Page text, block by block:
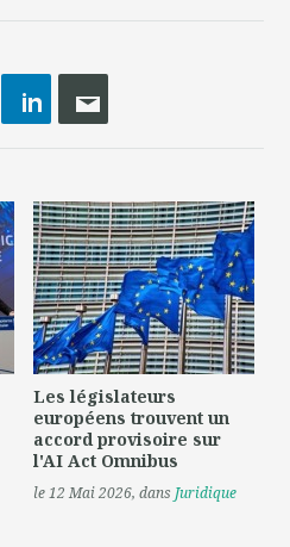
Les législateurs
européens trouvent un
accord provisoire sur
l'AI Act Omnibus
le 12 Mai 2026, dans Juridique